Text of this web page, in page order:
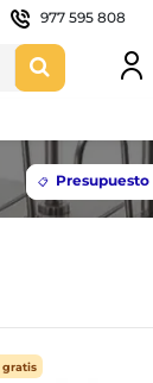
977 595 808
📋 Presupuesto
gratis